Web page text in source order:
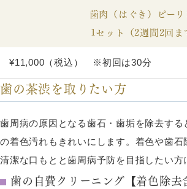
歯肉（はぐき）ピー
1セット（2週間2回ま
¥11,000（税込） ※初回は30分
歯の茶渋を取りたい方
歯周病の原因となる歯石・歯垢を除去する
の着色汚れもきれいにします。着色や歯石
清潔な口もとと歯周病予防を目指したい方
歯の自費クリーニング【着色除去